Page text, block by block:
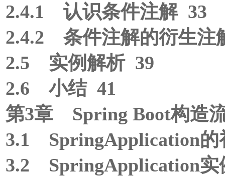
2.4.1 认识条件注解 33
2.4.2 条件注解的衍生注
2.5 实例解析 39
2.6 小结 41
第3章 Spring Boot构造
3.1 SpringApplication的
3.2 SpringApplication实